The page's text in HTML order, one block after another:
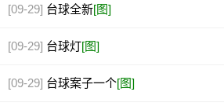
[09-29] 台球全新[图]
[09-29] 台球灯[图]
[09-29] 台球案子一个[图]